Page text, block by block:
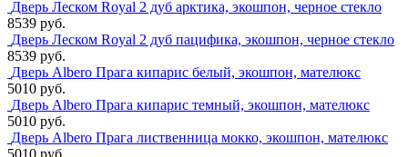
Дверь Леском Royal 2 дуб арктика, экошпон, черное стекло
8539 руб.
Дверь Леском Royal 2 дуб пацифика, экошпон, черное стекло
8539 руб.
Дверь Albero Прага кипарис белый, экошпон, мателюкс
5010 руб.
Дверь Albero Прага кипарис темный, экошпон, мателюкс
5010 руб.
Дверь Albero Прага лиственница мокко, экошпон, мателюкс